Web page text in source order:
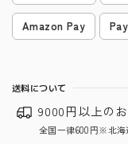
Amazon Pay
送料について
9000円以上の
全国一律600円※北海